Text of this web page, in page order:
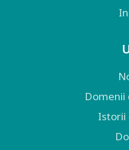
Istorii